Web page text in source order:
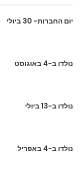
יום החברות- 30 ביולי
נולדו ב-4 באוגוסט
נולדו ב-13 ביולי
נולדו ב-4 באפריל